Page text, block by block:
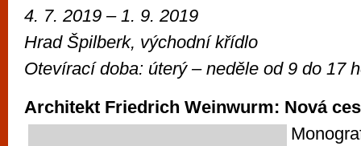
4. 7. 2019 – 1. 9. 2019
Hrad Špilberk, východní křídlo
Otevírací doba: úterý – neděle od 9 do 17
Architekt Friedrich Weinwurm: Nová